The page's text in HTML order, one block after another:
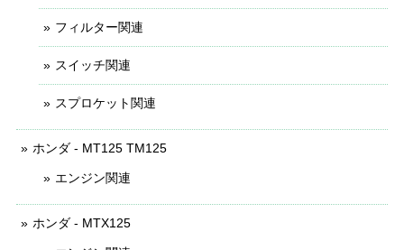
フィルター関連
スイッチ関連
スプロケット関連
ホンダ - MT125 TM125
エンジン関連
ホンダ - MTX125